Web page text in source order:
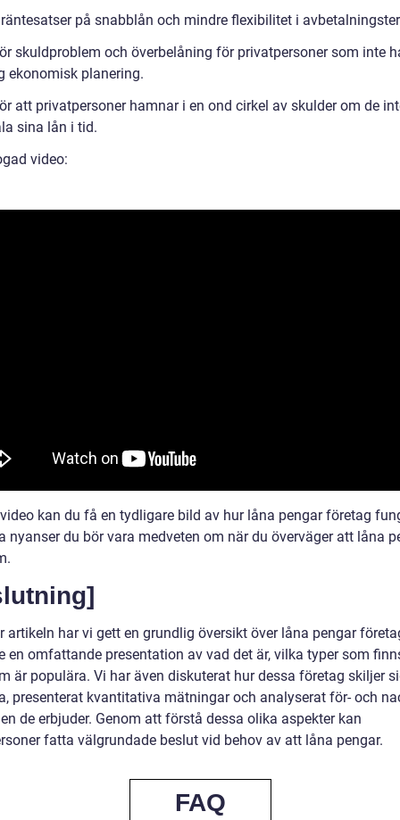
på snabblån och mindre flexibilitet i
skuldproblem och överbelåning för privatpersoner som inte
ekonomisk planering.
att privatpersoner hamnar i en ond cirkel av skulder om de
sina lån i tid.
video:
kan du få en tydligare bild av hur låna pengar företag
nyanser du bör vara medveten om när du överväger att låna
artikeln har vi gett en grundlig översikt över låna pengar
en omfattande presentation av vad det är, vilka typer som
är populära. Vi har även diskuterat hur dessa företag skiljer
presenterat kvantitativa mätningar och analyserat för- och
de erbjuder. Genom att förstå dessa olika aspekter kan
fatta välgrundade beslut vid behov av att låna pengar.
FAQ